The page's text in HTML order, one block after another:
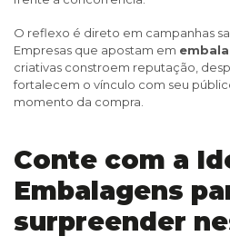
O reflexo é direto em campanhas
Empresas que apostam em
criativas constroem reputação,
fortalecem o vínculo com seu
momento da compra.
Conte com a
Embalagens
surpreender